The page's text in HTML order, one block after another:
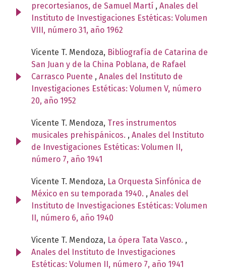
precortesianos, de Samuel Martí , Anales del
Instituto de Investigaciones Estéticas: Volumen
VIII, número 31, año 1962
Vicente T. Mendoza, Bibliografía de Catarina de
San Juan y de la China Poblana, de Rafael
Carrasco Puente , Anales del Instituto de
Investigaciones Estéticas: Volumen V, número
20, año 1952
Vicente T. Mendoza, Tres instrumentos
musicales prehispánicos. , Anales del Instituto
de Investigaciones Estéticas: Volumen II,
número 7, año 1941
Vicente T. Mendoza, La Orquesta Sinfónica de
México en su temporada 1940. , Anales del
Instituto de Investigaciones Estéticas: Volumen
II, número 6, año 1940
Vicente T. Mendoza, La ópera Tata Vasco. ,
Anales del Instituto de Investigaciones
Estéticas: Volumen II, número 7, año 1941